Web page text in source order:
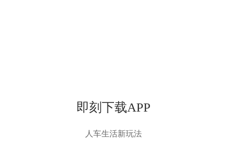
即刻下载APP
人车生活新玩法